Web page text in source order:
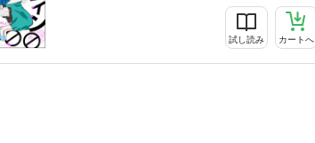
試し読み カートへ